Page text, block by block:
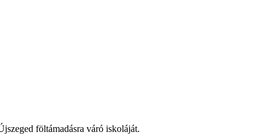
föltámadásra váró iskoláját.